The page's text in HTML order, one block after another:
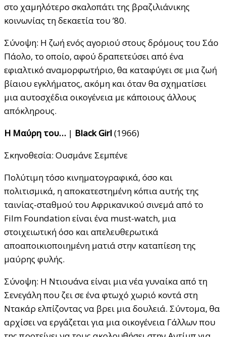
στο χαμηλότερο σκαλοπάτι της βραζιλιάνικης
κοινωνίας τη δεκαετία του ’80.
Σύνοψη: Η ζωή ενός αγοριού στους δρόμους του Σάο
Πάολο, το οποίο, αφού δραπετεύσει από ένα
εφιαλτικό αναμορφωτήριο, θα καταφύγει σε μια ζωή
βίαιου εγκλήματος, ακόμη και όταν θα σχηματίσει
μια αυτοσχέδια οικογένεια με κάποιους άλλους
απόκληρους.
Η Μαύρη του… | Black Girl(1966)
Σκηνοθεσία: Ουσμάνε Σεμπένε
Πολύτιμη τόσο κινηματογραφικά, όσο και
πολιτισμικά, η αποκατεστημένη κόπια αυτής της
ταινίας-σταθμού του Αφρικανικού σινεμά από το
Film Foundation είναι ένα must-watch, μια
στοιχειωτική όσο και απελευθερωτικά
αποαποικιοποιημένη ματιά στην καταπίεση της
μαύρης φυλής.
Σύνοψη: Η Ντιουάνα είναι μια νέα γυναίκα από τη
Σενεγάλη που ζει σε ένα φτωχό χωριό κοντά στη
Ντακάρ ελπίζοντας να βρει μια δουλειά. Σύντομα, θα
αρχίσει να εργάζεται για μια οικογένεια Γάλλων που